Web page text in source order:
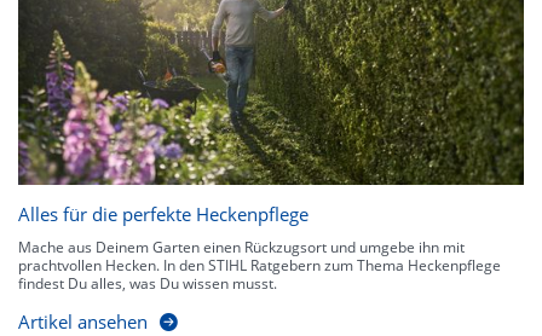
Alles für die perfekte Heckenpflege
Mache aus Deinem Garten einen Rückzugsort und umgebe ihn mit
prachtvollen Hecken. In den STIHL Ratgebern zum Thema Heckenpflege
findest Du alles, was Du wissen musst.
Artikel ansehen